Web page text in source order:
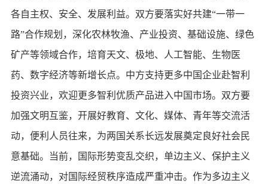
各自主权、安全、发展利益。双方要落实好共建“一带一
路”合作规划，深化农林牧渔、产业投资、基础设施、绿色
矿产等领域合作，培育天文、极地、人工智能、生物医
药、数字经济等新增长点。中方支持更多中国企业赴智利
投资兴业，欢迎更多智利优质产品进入中国市场。双方要
加强文明互鉴，开展好教育、文化、媒体、青年等交流活
动，便利人员往来，为两国关系长远发展奠定良好社会民
意基础。当前，国际形势变乱交织，单边主义、保护主义
逆流涌动，对国际经贸秩序造成严重冲击。作为多边主义